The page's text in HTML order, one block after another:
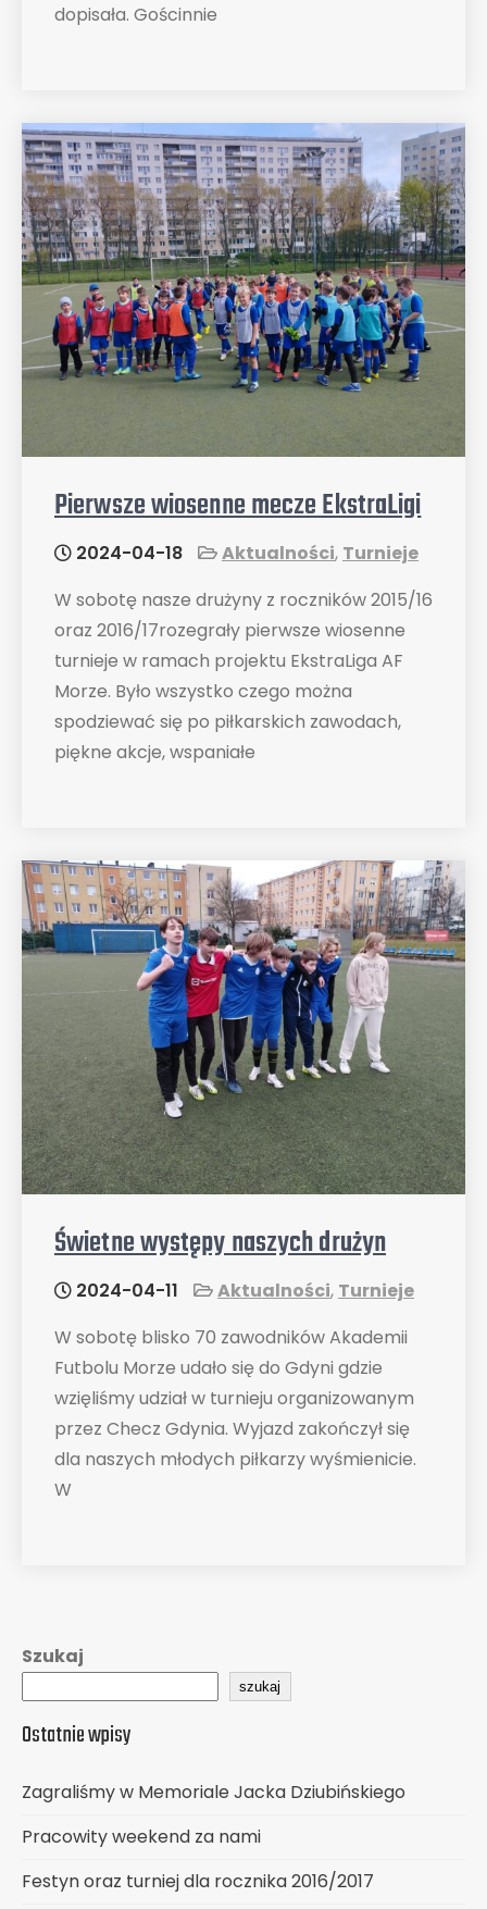
dopisała. Gościnnie
Pierwsze wiosenne mecze EkstraLigi
2024-04-18 Aktualności, Turnieje
W sobotę nasze drużyny z roczników 2015/16
oraz 2016/17rozegrały pierwsze wiosenne
turnieje w ramach projektu EkstraLiga AF
Morze. Było wszystko czego można
spodziewać się po piłkarskich zawodach,
piękne akcje, wspaniałe
Świetne występy naszych drużyn
2024-04-11 Aktualności, Turnieje
W sobotę blisko 70 zawodników Akademii
Futbolu Morze udało się do Gdyni gdzie
wzięliśmy udział w turnieju organizowanym
przez Checz Gdynia. Wyjazd zakończył się
dla naszych młodych piłkarzy wyśmienicie.
W
Szukaj
szukaj
Ostatnie wpisy
Zagraliśmy w Memoriale Jacka Dziubińskiego
Pracowity weekend za nami
Festyn oraz turniej dla rocznika 2016/2017